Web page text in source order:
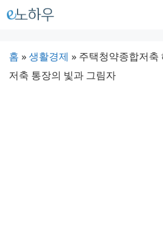
컨
홈 »생활경제 » 주택청약종합저축
저축 통장의 빛과 그림자